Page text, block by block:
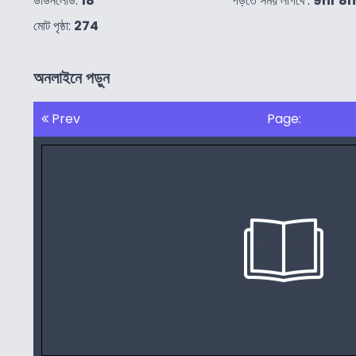
মোট পৃষ্ঠা: 274
অনলাইনে পড়ুন
Prev Page: